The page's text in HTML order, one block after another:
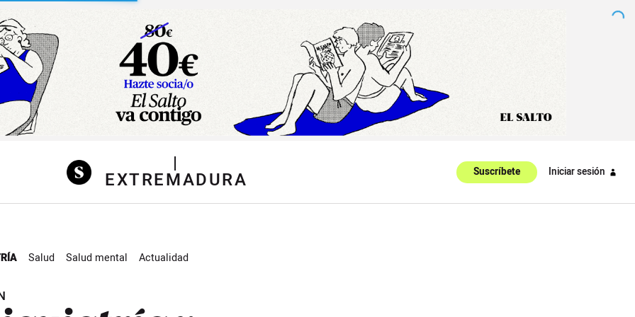
|
EXTREMADURA Suscríbete Iniciar sesión
Salud Salud mental Actualidad